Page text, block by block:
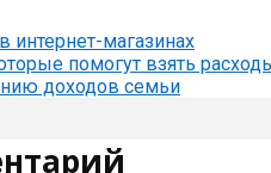
интернет-магазинах
помогут взять
доходов семьи